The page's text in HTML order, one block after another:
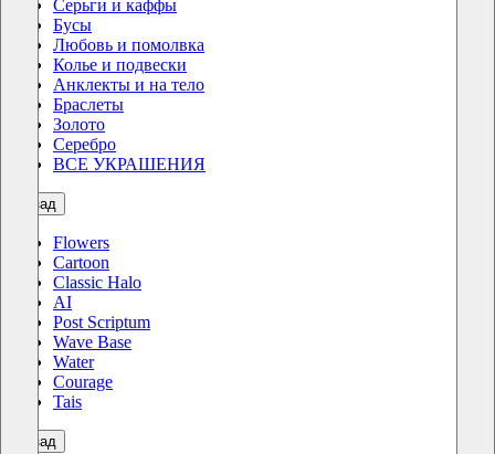
Серьги и каффы
Бусы
Любовь и помолвка
Колье и подвески
Анклекты и на тело
Браслеты
Золото
Серебро
ВСЕ УКРАШЕНИЯ
назад
Flowers
Cartoon
Classic Halo
AI
Post Scriptum
Wave Base
Water
Courage
Tais
назад